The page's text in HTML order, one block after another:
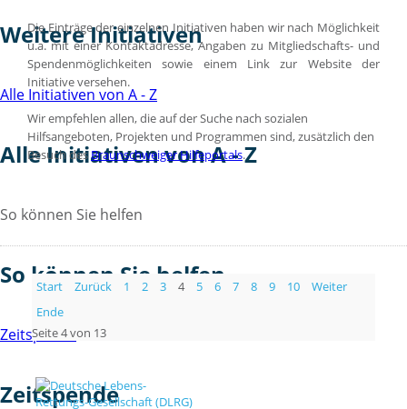
Weitere Initiativen
Alle Initiativen von A - Z
Alle Initiativen von A - Z
So können Sie helfen
So können Sie helfen
Zeitspende
Zeitspende
Die Einträge der einzelnen Initiativen haben wir nach Möglichkeit
u.a. mit einer Kontaktadresse, Angaben zu Mitgliedschafts- und
Spendenmöglichkeiten sowie einem Link zur Website der
Initiative versehen.
Wir empfehlen allen, die auf der Suche nach sozialen
Hilfsangeboten, Projekten und Programmen sind, zusätzlich den
Besuch desBraunschweiger Hilfeportals.
Start Zurück 1 2 3 4 5 6 7 8 9 10
Weiter
Ende
Seite 4 von 13